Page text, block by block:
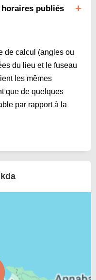
horaires publiés
de calcul (angles ou
du lieu et le fuseau
les mêmes
que de quelques
par rapport à la